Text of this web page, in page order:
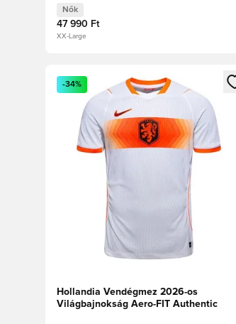
Nők
47 990 Ft
XX-Large
Megnyit egy modált a
-34%
Hollandia Vendégmez 2026-os
Világbajnokság Aero-FIT Authentic